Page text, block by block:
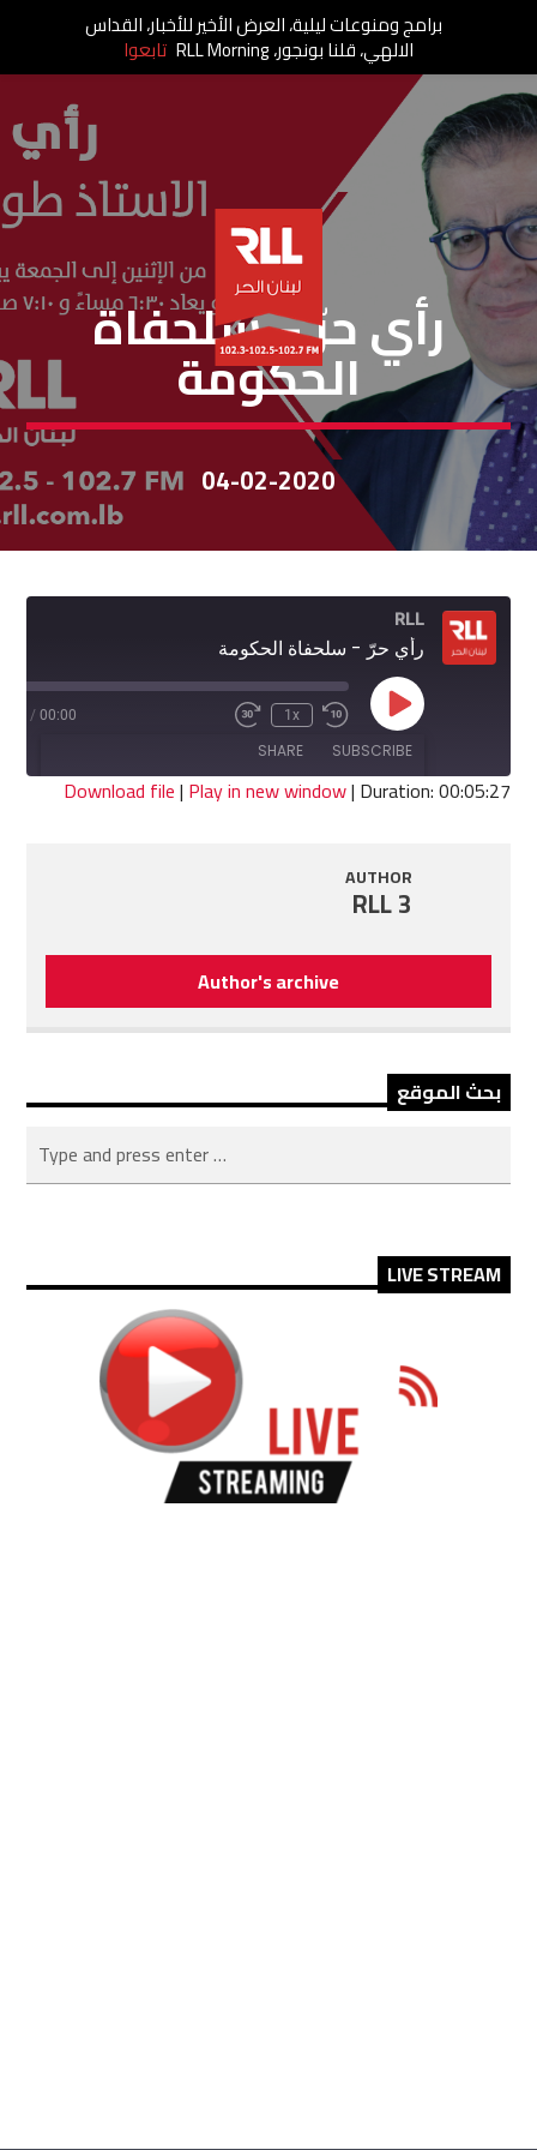
رأي حر
رأي حرّ – سلحفاة
الحكومة
04-02-2020
RLL
رأي حرّ - سلحفاة الحكومة
Play
Episode
Rewind
10
Seconds
1x
Fast
seconds
00:00
/
SUBSCRIBE
SHARE
Download file| Play in new window| Duration: 00:05:27
AUTHOR
RLL 3
Author's archive
بحث الموقع
LIVE STREAM
برامج ومنوعات ليلية، العرض الأخير للأخبار، القداس
الالهي، قلنا بونجور، RLL Morning تابعوا